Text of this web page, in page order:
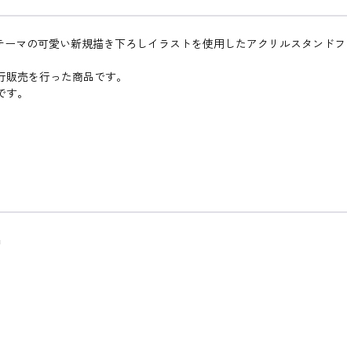
マの可愛い新規描き下ろしイラストを使用したアクリルスタンドフ
売を行った商品です。
。